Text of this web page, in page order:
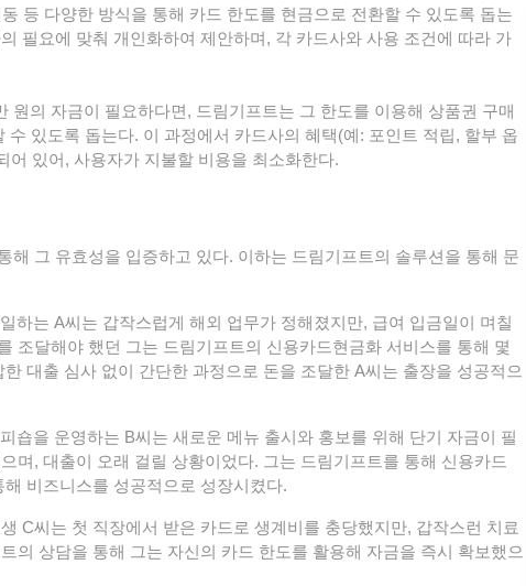
등 다양한 방식을 통해 카드 한도를 현금으로 전환할 수 있도록 돕는
필요에 맞춰 개인화하여 제안하며, 각 카드사와 사용 조건에 따라 가
원의 자금이 필요하다면, 드림기프트는 그 한도를 이용해 상품권 구매
수 있도록 돕는다. 이 과정에서 카드사의 혜택(예: 포인트 적립, 할부 옵
어 있어, 사용자가 지불할 비용을 최소화한다.
해 그 유효성을 입증하고 있다. 이하는 드림기프트의 솔루션을 통해 문
하는 A씨는 갑작스럽게 해외 업무가 정해졌지만, 급여 입금일이 며칠
조달해야 했던 그는 드림기프트의 신용카드현금화 서비스를 통해 몇
대출 심사 없이 간단한 과정으로 돈을 조달한 A씨는 출장을 성공적으
숍을 운영하는 B씨는 새로운 메뉴 출시와 홍보를 위해 단기 자금이 필
며, 대출이 오래 걸릴 상황이었다. 그는 드림기프트를 통해 신용카드
비즈니스를 성공적으로 성장시켰다.
C씨는 첫 직장에서 받은 카드로 생계비를 충당했지만, 갑작스런 치료
의 상담을 통해 그는 자신의 카드 한도를 활용해 자금을 즉시 확보했으